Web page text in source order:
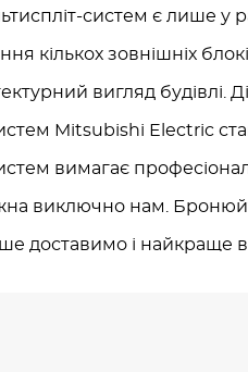
систем є лише у
кількох зовнішніх
вигляд будівлі.
Mitsubishi Electric
вимагає
виключно нам.
доставимо і найкраще